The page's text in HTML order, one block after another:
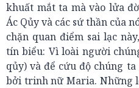
khuất mắt ta mà vào lửa
Ác Qủy và các sứ thần của
chặn quan điểm sai lạc
tín biểu: Vì loài người
qủy) và để cứu độ chúng
bởi trinh nữ Maria. Những